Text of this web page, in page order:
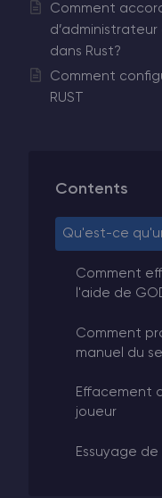
Comment
dans Rust?
Comment
RUST
Contents
Qu'est-ce
Comment
l'aide de
Comment
manuel du
Effacement
joueur
Essuyage